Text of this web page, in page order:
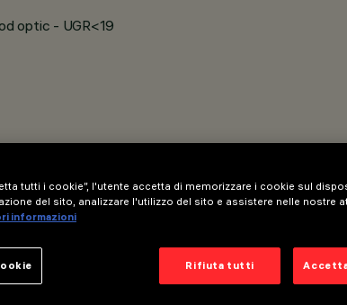
optic - UGR<19
tutti i cookie”, l'utente accetta di memorizzare i cookie sul
del sito, analizzare l'utilizzo del sito e assistere nelle nostre
informazioni
Rifiuta tutti